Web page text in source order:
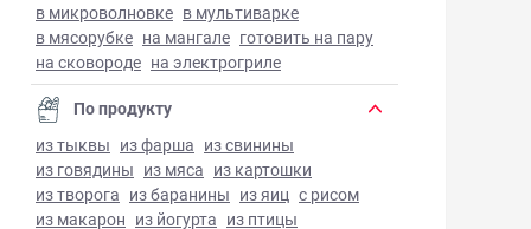
в микроволновке в мультиварке
в мясорубке на мангале готовить на пару
на сковороде на электрогриле
По продукту
из тыквы из фарша из свинины
из говядины из мяса из картошки
из творога из баранины из яиц с рисом
из макарон из йогурта из птицы